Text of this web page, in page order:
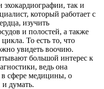
так и
который работает с
изучить
и полостей, а также
То есть то, что
увидеть воочию.
большой интерес к
ведь она
сфере медицины, о
думать.